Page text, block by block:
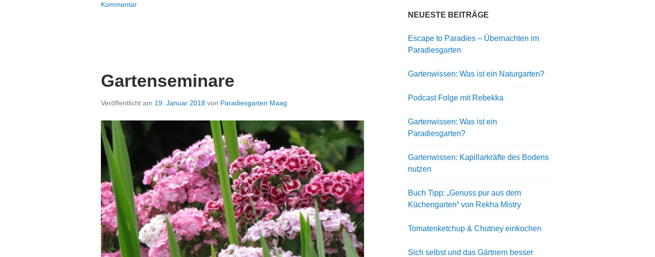
Kommentar
Gartenseminare
Veröffentlicht am 19. Januar 2018 von Paradiesgarten Maag
NEUESTE BEITRÄGE
Escape to Paradies – Übernachten im
Paradiesgarten
Gartenwissen: Was ist ein Naturgarten?
Podcast Folge mit Rebekka
Gartenwissen: Was ist ein
Paradiesgarten?
Gartenwissen: Kapillarkräfte des Bodens
nutzen
Buch Tipp: „Genuss pur aus dem
Küchengarten“ von Rekha Mistry
Tomatenketchup & Chutney einkochen
Sich selbst und das Gärtnern besser